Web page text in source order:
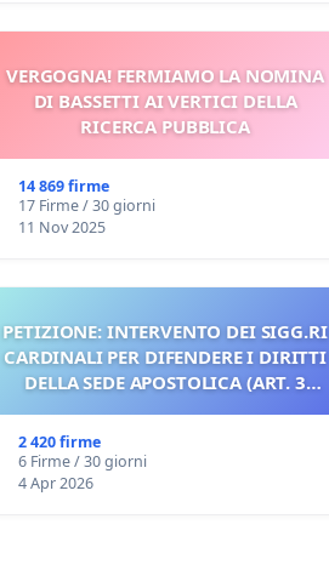
VERGOGNA! FERMIAMO LA NOMINA
DI BASSETTI AI VERTICI DELLA
RICERCA PUBBLICA
14 869 firme
17 Firme / 30 giorni
11 Nov 2025
PETIZIONE: INTERVENTO DEI SIGG.RI
CARDINALI PER DIFENDERE I DIRITTI
DELLA SEDE APOSTOLICA (ART. 3
2 420 firme
6 Firme / 30 giorni
4 Apr 2026